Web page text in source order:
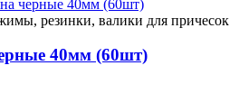
резинки, валики для причесок
40мм (60шт)